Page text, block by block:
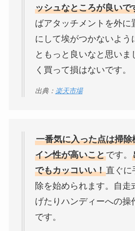
ッシュなところが良いで
ばアタッチメントを外に
にして埃がつかないよう
ともっと良いなと思いま
く買って損はないです。
出典： 楽天市場
一番気に入った点は掃除
イン性が高いことです。
でもカッコいい！直ぐに
除を始められます。自走
げたりハンディーへの操
です。